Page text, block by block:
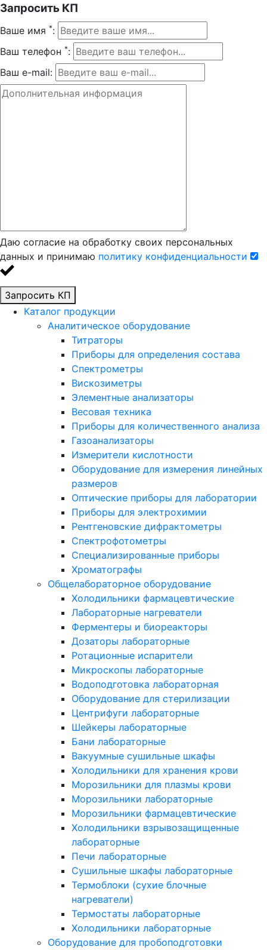
Запросить КП
Ваше имя *:
Ваш телефон *:
Ваш e-mail:
Даю согласие на обработку своих персональных
данных и принимаю политику конфиденциальности
Запросить КП
Каталог продукции
Аналитическое оборудование
Титраторы
Приборы для определения состава
Спектрометры
Вискозиметры
Элементные анализаторы
Весовая техника
Приборы для количественного анализа
Газоанализаторы
Измерители кислотности
Оборудование для измерения линейных
размеров
Оптические приборы для лаборатории
Приборы для электрохимии
Рентгеновские дифрактометры
Спектрофотометры
Специализированные приборы
Хроматографы
Общелабораторное оборудование
Холодильники фармацевтические
Лабораторные нагреватели
Ферментеры и биореакторы
Дозаторы лабораторные
Ротационные испарители
Микроскопы лабораторные
Водоподготовка лабораторная
Оборудование для стерилизации
Центрифуги лабораторные
Шейкеры лабораторные
Бани лабораторные
Вакуумные сушильные шкафы
Холодильники для хранения крови
Морозильники для плазмы крови
Морозильники лабораторные
Морозильники фармацевтические
Холодильники взрывозащищенные
лабораторные
Печи лабораторные
Сушильные шкафы лабораторные
Термоблоки (сухие блочные
нагреватели)
Термостаты лабораторные
Холодильники лабораторные
Оборудование для пробоподготовки